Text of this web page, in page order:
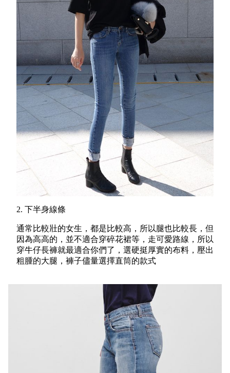
2. 下半身線條
通常比較壯的女生，都是比較高，所以腿也比較長，但
因為高高的，並不適合穿碎花裙等，走可愛路線，所以
穿牛仔長褲就最適合你們了，選硬挺厚實的布料，壓出
粗腫的大腿，褲子儘量選擇直筒的款式